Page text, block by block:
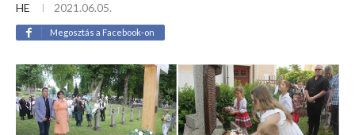
HE 2021.06.05.
Megosztás a Facebook-on